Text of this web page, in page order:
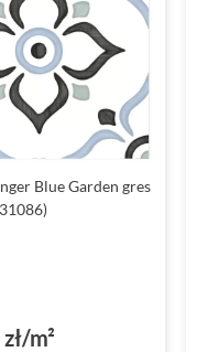
Blue Garden gres
m²